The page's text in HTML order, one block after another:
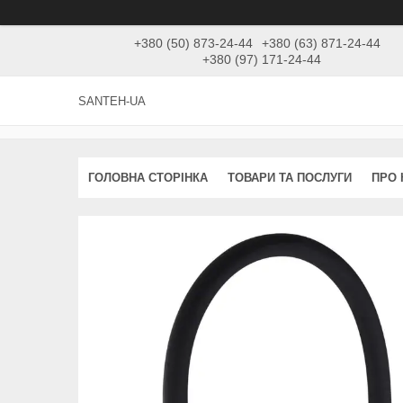
+380 (50) 873-24-44
+380 (63) 871-24-44
+380 (97) 171-24-44
SANTEH-UA
ГОЛОВНА СТОРІНКА ТОВАРИ ТА ПОСЛУГИ ПРО